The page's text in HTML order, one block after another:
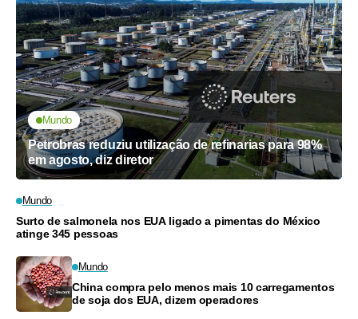
Mundo
Petrobras reduziu utilização de refinarias para 98%
em agosto, diz diretor
Mundo
Surto de salmonela nos EUA ligado a pimentas do México
atinge 345 pessoas
Mundo
China compra pelo menos mais 10 carregamentos
de soja dos EUA, dizem operadores